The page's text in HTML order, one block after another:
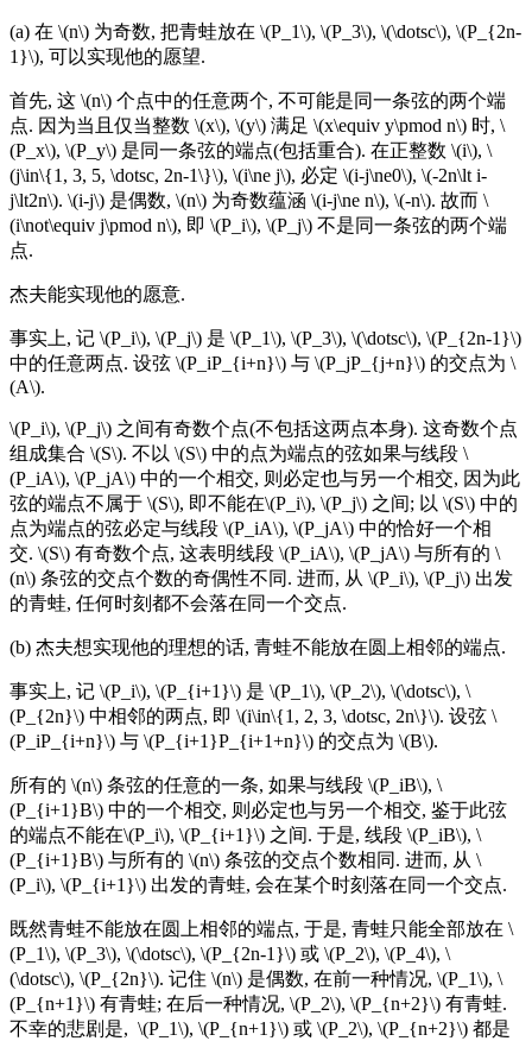
(a) 在 \(n\) 为奇数, 把青蛙放在 \(P_1\), \(P_3\), \(\dotsc\), \(P_{2n-
1}\), 可以实现他的愿望.
首先, 这 \(n\) 个点中的任意两个, 不可能是同一条弦的两个端
点. 因为当且仅当整数 \(x\), \(y\) 满足 \(x\equiv y\pmod n\) 时, \
(P_x\), \(P_y\) 是同一条弦的端点(包括重合). 在正整数 \(i\), \
(j\in\{1, 3, 5, \dotsc, 2n-1\}\), \(i\ne j\), 必定 \(i-j\ne0\), \(-2n\lt i-
j\lt2n\). \(i-j\) 是偶数, \(n\) 为奇数蕴涵 \(i-j\ne n\), \(-n\). 故而 \
(i\not\equiv j\pmod n\), 即 \(P_i\), \(P_j\) 不是同一条弦的两个端
点.
杰夫能实现他的愿意.
事实上, 记 \(P_i\), \(P_j\) 是 \(P_1\), \(P_3\), \(\dotsc\), \(P_{2n-1}\)
中的任意两点. 设弦 \(P_iP_{i+n}\) 与 \(P_jP_{j+n}\) 的交点为 \
(A\).
\(P_i\), \(P_j\) 之间有奇数个点(不包括这两点本身). 这奇数个点
组成集合 \(S\). 不以 \(S\) 中的点为端点的弦如果与线段 \
(P_iA\), \(P_jA\) 中的一个相交, 则必定也与另一个相交, 因为此
弦的端点不属于 \(S\), 即不能在\(P_i\), \(P_j\) 之间; 以 \(S\) 中的
点为端点的弦必定与线段 \(P_iA\), \(P_jA\) 中的恰好一个相
交. \(S\) 有奇数个点, 这表明线段 \(P_iA\), \(P_jA\) 与所有的 \
(n\) 条弦的交点个数的奇偶性不同. 进而, 从 \(P_i\), \(P_j\) 出发
的青蛙, 任何时刻都不会落在同一个交点.
(b) 杰夫想实现他的理想的话, 青蛙不能放在圆上相邻的端点.
事实上, 记 \(P_i\), \(P_{i+1}\) 是 \(P_1\), \(P_2\), \(\dotsc\), \
(P_{2n}\) 中相邻的两点, 即 \(i\in\{1, 2, 3, \dotsc, 2n\}\). 设弦 \
(P_iP_{i+n}\) 与 \(P_{i+1}P_{i+1+n}\) 的交点为 \(B\).
所有的 \(n\) 条弦的任意的一条, 如果与线段 \(P_iB\), \
(P_{i+1}B\) 中的一个相交, 则必定也与另一个相交, 鉴于此弦
的端点不能在\(P_i\), \(P_{i+1}\) 之间. 于是, 线段 \(P_iB\), \
(P_{i+1}B\) 与所有的 \(n\) 条弦的交点个数相同. 进而, 从 \
(P_i\), \(P_{i+1}\) 出发的青蛙, 会在某个时刻落在同一个交点.
既然青蛙不能放在圆上相邻的端点, 于是, 青蛙只能全部放在 \
(P_1\), \(P_3\), \(\dotsc\), \(P_{2n-1}\) 或 \(P_2\), \(P_4\), \
(\dotsc\), \(P_{2n}\). 记住 \(n\) 是偶数, 在前一种情况, \(P_1\), \
(P_{n+1}\) 有青蛙; 在后一种情况, \(P_2\), \(P_{n+2}\) 有青蛙.
不幸的悲剧是, \(P_1\), \(P_{n+1}\) 或 \(P_2\), \(P_{n+2}\) 都是